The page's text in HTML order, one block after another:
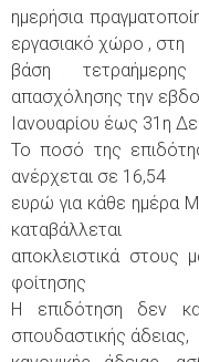
ημερήσια
εργασιακό χώρο , στη
βάση
απασχόλησης την
Ιανουαρίου έως 31η
Το ποσό της
ανέρχεται σε 16,54
ευρώ για κάθε ημέρα
καταβάλλεται
αποκλειστικά στους
φοίτησης
Η επιδότηση δεν
σπουδαστικής άδειας,